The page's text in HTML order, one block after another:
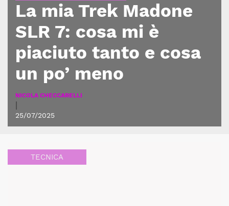
La mia Trek Madone
SLR 7: cosa mi è
piaciuto tanto e cosa
un po’ meno
NICOLA CHECCARELLI
25/07/2025
TECNICA